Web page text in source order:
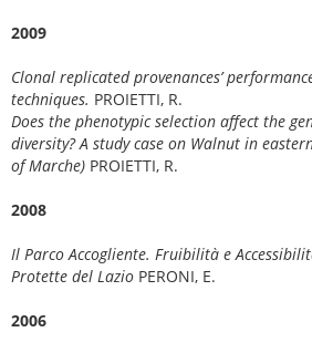
2009
Clonal replicated provenances’
techniques. PROIETTI, R.
Does the phenotypic selection affect the
diversity? A study case on Walnut in
of Marche) PROIETTI, R.
2008
Il Parco Accogliente. Fruibilità e
Protette del Lazio PERONI, E.
2006